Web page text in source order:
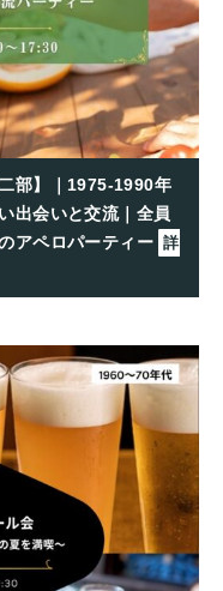
部】｜1975-1990年
出会いと交流｜全員
アペロパーティー 詳